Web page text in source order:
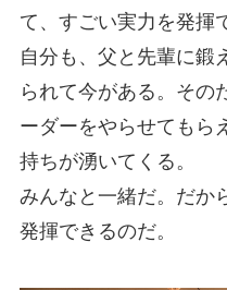
て、すごい実力を発揮
自分も、父と先輩に鍛
られて今がある。その
ーダーをやらせてもら
持ちが湧いてくる。
みんなと一緒だ。だか
発揮できるのだ。